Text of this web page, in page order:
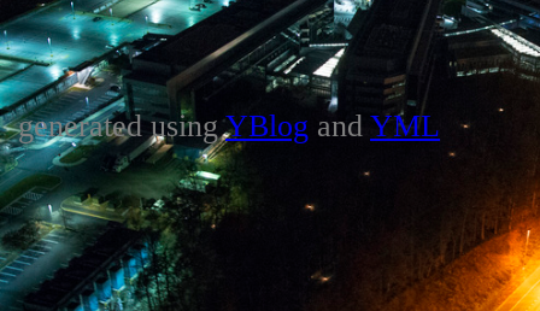
generated usingYBlog and YML